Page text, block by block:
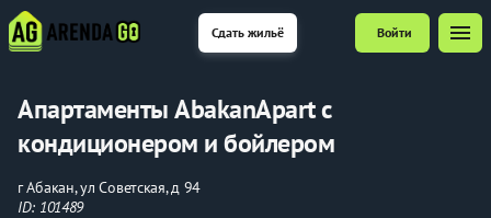
Сдать жильё Войти menu
Апартаменты AbakanApart с
кондиционером и бойлером
г Абакан, ул Советская, д 94
ID: 101489